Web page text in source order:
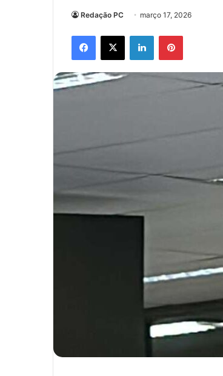
Redação PC março 17, 2026
Facebook
X LinkedinPinterest